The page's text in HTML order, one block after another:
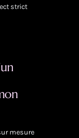
strict
mesure